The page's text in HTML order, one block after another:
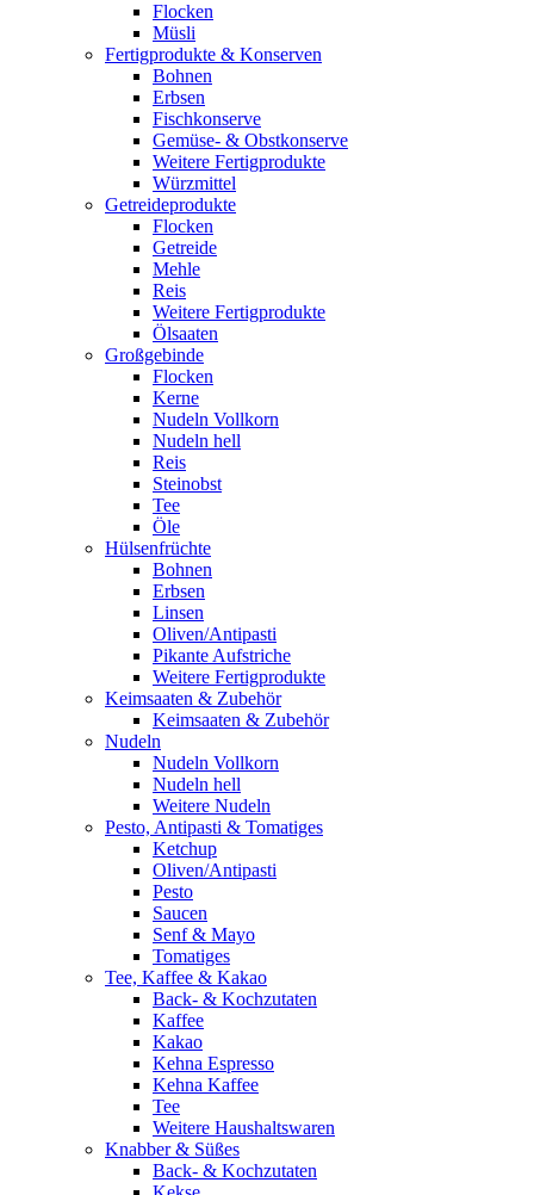
Flocken
Müsli
Fertigprodukte & Konserven
Bohnen
Erbsen
Fischkonserve
Gemüse- & Obstkonserve
Weitere Fertigprodukte
Würzmittel
Getreideprodukte
Flocken
Getreide
Mehle
Reis
Weitere Fertigprodukte
Ölsaaten
Großgebinde
Flocken
Kerne
Nudeln Vollkorn
Nudeln hell
Reis
Steinobst
Tee
Öle
Hülsenfrüchte
Bohnen
Erbsen
Linsen
Oliven/Antipasti
Pikante Aufstriche
Weitere Fertigprodukte
Keimsaaten & Zubehör
Keimsaaten & Zubehör
Nudeln
Nudeln Vollkorn
Nudeln hell
Weitere Nudeln
Pesto, Antipasti & Tomatiges
Ketchup
Oliven/Antipasti
Pesto
Saucen
Senf & Mayo
Tomatiges
Tee, Kaffee & Kakao
Back- & Kochzutaten
Kaffee
Kakao
Kehna Espresso
Kehna Kaffee
Tee
Weitere Haushaltswaren
Knabber & Süßes
Back- & Kochzutaten